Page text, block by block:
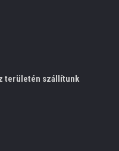
területén szállítunk